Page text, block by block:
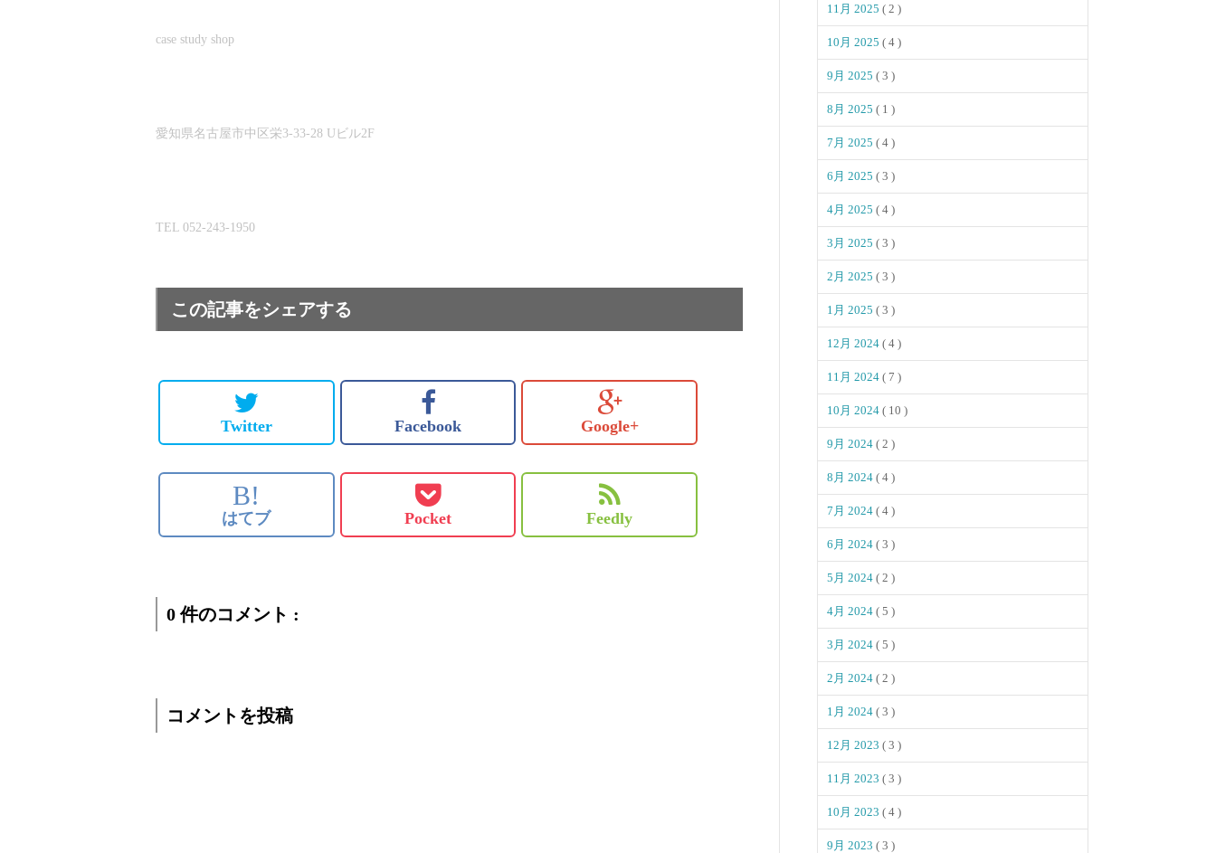
case study shop
愛知県名古屋市中区栄3-33-28 Uビル2F
TEL 052-243-1950
この記事をシェアする
Twitter Facebook Google+
B!
はてブ Pocket Feedly
0 件のコメント :
コメントを投稿
11月 2025 ( 2 )
10月 2025 ( 4 )
9月 2025 ( 3 )
8月 2025 ( 1 )
7月 2025 ( 4 )
6月 2025 ( 3 )
4月 2025 ( 4 )
3月 2025 ( 3 )
2月 2025 ( 3 )
1月 2025 ( 3 )
12月 2024 ( 4 )
11月 2024 ( 7 )
10月 2024 ( 10 )
9月 2024 ( 2 )
8月 2024 ( 4 )
7月 2024 ( 4 )
6月 2024 ( 3 )
5月 2024 ( 2 )
4月 2024 ( 5 )
3月 2024 ( 5 )
2月 2024 ( 2 )
1月 2024 ( 3 )
12月 2023 ( 3 )
11月 2023 ( 3 )
10月 2023 ( 4 )
9月 2023 ( 3 )